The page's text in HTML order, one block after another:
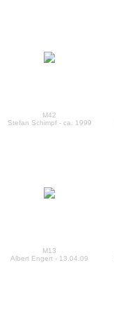
M42
Stefan Schimpf - ca. 1999
M13
Albert Engert - 13.04.09